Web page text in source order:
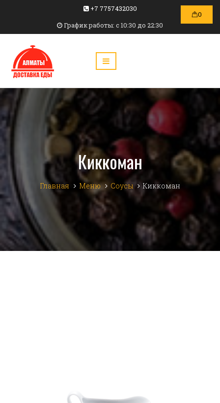
+7 7757432030
График работы: c 10:30 до 22:30
0
Киккоман
Главная Меню Соусы Киккоман